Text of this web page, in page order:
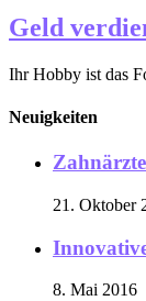
Geld
Ihr Hobby ist das
Neuigkeiten
21. Oktober
8. Mai 2016